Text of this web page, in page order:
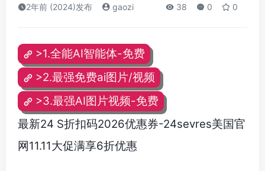
2年前 (2024)发布 gaozi 38 0 0
>1.全能AI智能体-免费
>2.最强免费ai图片/视频
>3.最强AI图片视频-免费
最新24 S折扣码2026优惠券-24sevres美国官
网11.11大促满享6折优惠